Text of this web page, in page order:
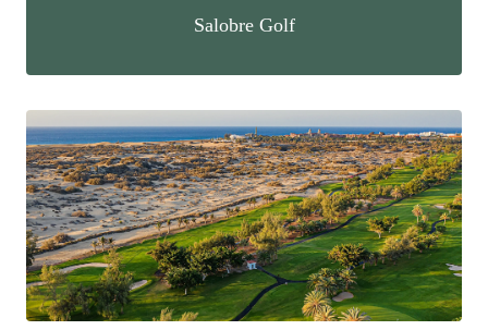
Salobre Golf